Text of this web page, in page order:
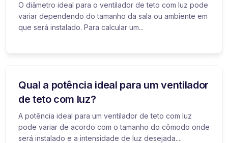
O diâmetro ideal para o ventilador de teto com luz pode
variar dependendo do tamanho da sala ou ambiente em
que será instalado. Para calcular um...
Qual a potência ideal para um ventilador
de teto com luz?
A potência ideal para um ventilador de teto com luz
pode variar de acordo com o tamanho do cômodo onde
será instalado e a intensidade de luz desejada....